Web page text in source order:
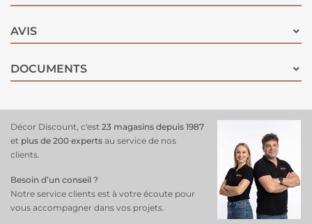
AVIS
DOCUMENTS
Décor Discount, c'est 23 magasins depuis 1987
et plus de 200 experts au service de nos
clients.
Besoin d’un conseil ?
Notre service clients est à votre écoute pour
vous accompagner dans vos projets.